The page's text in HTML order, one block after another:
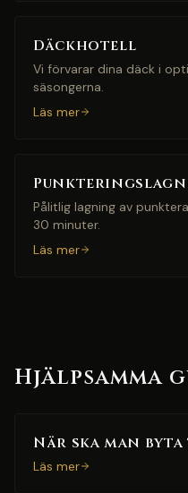
Däckhotell
Vi förvarar dina däck i
säsongerna.
Läs mer
Pålitlig lagning av
30 minuter.
Läs mer
Hjälpsamma
När ska man
Läs mer